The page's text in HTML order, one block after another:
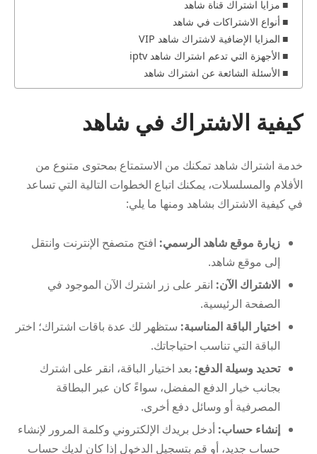
مزايا اشتراك قناة شاهد
أنواع الاشتراكات في شاهد
المزايا الإضافية لاشتراك شاهد VIP
الأجهزة التي تدعم اشتراك شاهد iptv
الأسئلة الشائعة عن اشتراك شاهد
كيفية الاشتراك في شاهد
خدمة اشتراك شاهد تمكنك من الاستمتاع بمحتوى متنوع من
الأفلام والمسلسلات، يمكنك اتباع الخطوات التالية التي تساعد
في كيفية الاشتراك بشاهد ومنها ما يلي:
زيارة موقع شاهد الرسمي: افتح متصفح الإنترنت وانتقل
إلى موقع شاهد.
الاشتراك الآن: انقر على زر اشترك الآن الموجود في
الصفحة الرئيسية.
اختيار الباقة المناسبة: ستظهر لك عدة باقات اشتراك؛ اختر
الباقة التي تناسب احتياجاتك.
تحديد وسيلة الدفع: بعد اختيار الباقة، انقر على اشترك
بجانب خيار الدفع المفضل، سواءً كان عبر البطاقة
المصرفية أو وسائل دفع أخرى.
إنشاء حساب: أدخل بريدك الإلكتروني وكلمة المرور لإنشاء
حساب جديد، أو قم بتسجيل الدخول إذا كان لديك حساب